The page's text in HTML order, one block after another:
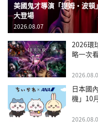
美國鬼才導演「提姆・波
大登場
2026.08.07
2026環
略一次
日本國
機」10